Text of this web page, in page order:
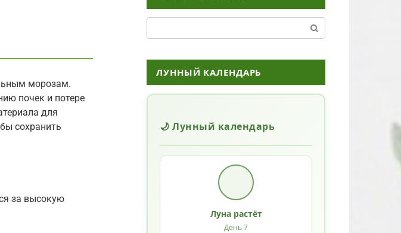
морозам.
почек и потере
для
сохранить
за высокую
ЛУННЫЙ КАЛЕНДАРЬ
🌙 Лунный календарь
Луна растёт
День 7